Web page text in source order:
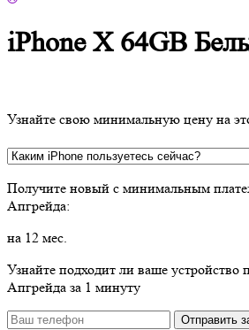
iPhone X 64GB
Узнайте свою минимальную цену на
Получите новый с минимальным
Апгрейда:
на 12 мес.
Узнайте подходит ли ваше устройство
Апгрейда за 1 минуту
Отправить